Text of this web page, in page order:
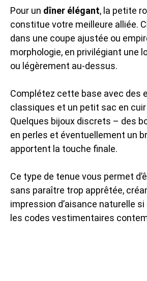
Pour un dîner élégant, la petite
constitue votre meilleure alliée.
dans une coupe ajustée ou
morphologie, en privilégiant une
ou légèrement au-dessus.
Complétez cette base avec des
classiques et un petit sac en
Quelques bijoux discrets – des
en perles et éventuellement un
apportent la touche finale.
Ce type de tenue vous permet
sans paraître trop apprêtée,
impression d’aisance naturelle
les codes vestimentaires